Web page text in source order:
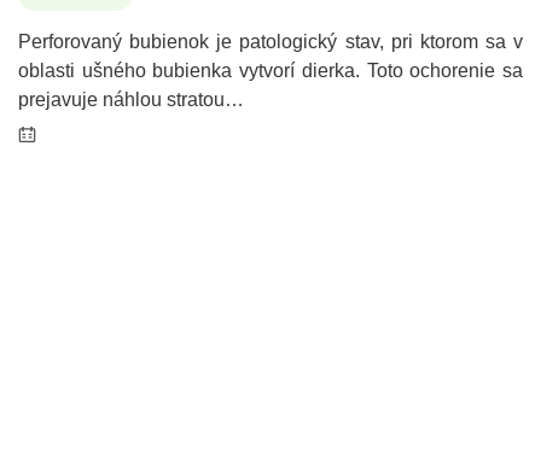
Perforovaný bubienok je patologický stav, pri ktorom sa v
oblasti ušného bubienka vytvorí dierka. Toto ochorenie sa
prejavuje náhlou stratou…